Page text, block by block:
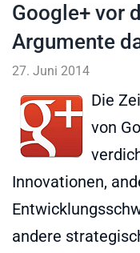
Google+ vor
Argumente
27. Juni 2014
Die
von
Innovationen,
andere